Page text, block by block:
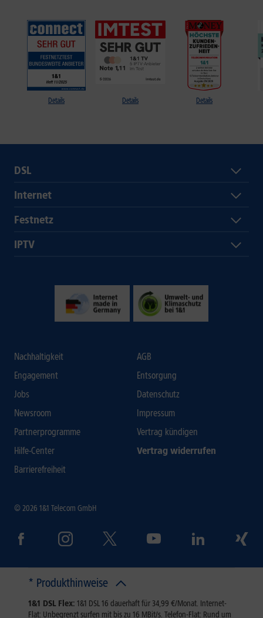
Details Details Details
DSL
Internet
Festnetz
IPTV
Nachhaltigkeit
Engagement
Jobs
Newsroom
Partnerprogramme
Hilfe-Center
Barrierefreiheit
AGB
Entsorgung
Datenschutz
Impressum
Vertrag kündigen
Vertrag widerrufen
© 2026 1&1 Telecom GmbH